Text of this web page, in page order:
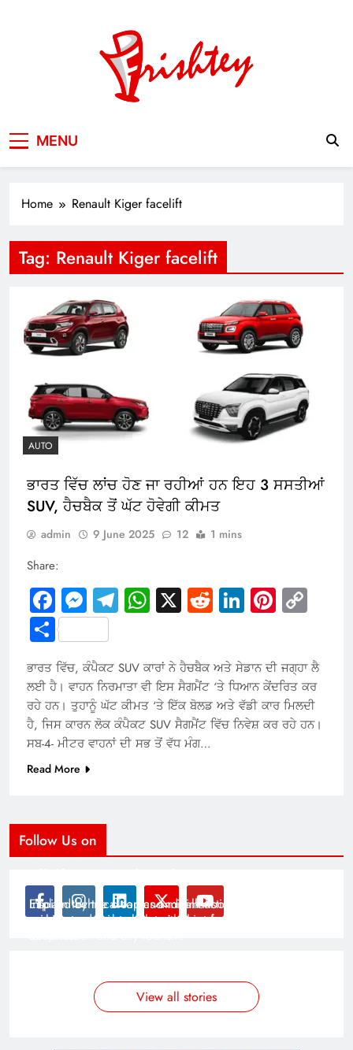
MENU
Home Renault Kiger facelift
Tag: Renault Kiger facelift
AUTO
ਭਾਰਤ ਵਿੱਚ ਲਾਂਚ ਹੋਣ ਜਾ ਰਹੀਆਂ ਹਨ ਇਹ 3 ਸਸਤੀਆਂ
SUV, ਹੈਚਬੈਕ ਤੋਂ ਘੱਟ ਹੋਵੇਗੀ ਕੀਮਤ
admin 9 June 2025 12 1 mins
Share:
Facebook
Messenger
Telegram
WhatsApp
X RedditLinkedIn
Share
ਭਾਰਤ ਵਿੱਚ, ਕੰਪੈਕਟ SUV ਕਾਰਾਂ ਨੇ ਹੈਚਬੈਕ ਅਤੇ ਸੇਡਾਨ ਦੀ ਜਗ੍ਹਾ ਲੈ
ਲਈ ਹੈ। ਵਾਹਨ ਨਿਰਮਾਤਾ ਵੀ ਇਸ ਸੈਗਮੈਂਟ ‘ਤੇ ਧਿਆਨ ਕੇਂਦਰਿਤ ਕਰ
ਰਹੇ ਹਨ। ਤੁਹਾਨੂੰ ਘੱਟ ਕੀਮਤ ‘ਤੇ ਇੱਕ ਬੋਲਡ ਅਤੇ ਵੱਡੀ ਕਾਰ ਮਿਲਦੀ
ਹੈ, ਜਿਸ ਕਾਰਨ ਲੋਕ ਕੰਪੈਕਟ SUV ਸੈਗਮੈਂਟ ਵਿੱਚ ਨਿਵੇਸ਼ ਕਰ ਰਹੇ ਹਨ।
ਸਬ-4- ਮੀਟਰ ਵਾਹਨਾਂ ਦੀ ਸਭ ਤੋਂ ਵੱਧ ਮੰਗ…
Read More
Follow Us on
Inspired by the clean and minimalistic look of modern
architecture, this template is great for creating stories
Explain technical topics and talk about the latest in
science and technology with this clean and futuristic
View all stories